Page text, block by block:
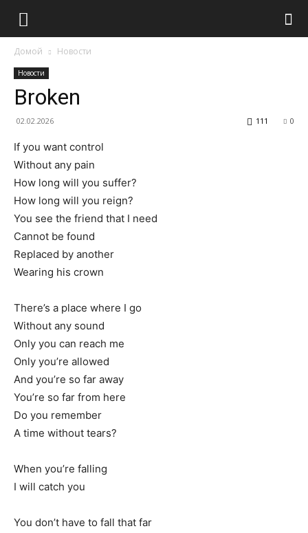
Домой Новости
Новости
Broken
02.02.2026 0
111
If you want control
Without any pain
How long will you suffer?
How long will you reign?
You see the friend that I need
Cannot be found
Replaced by another
Wearing his crown
There’s a place where I go
Without any sound
Only you can reach me
Only you’re allowed
And you’re so far away
You’re so far from here
Do you remember
A time without tears?
When you’re falling
I will catch you
You don’t have to fall that far